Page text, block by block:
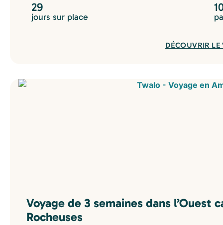
29
jours sur place
DÉCOUVRIR LE
Voyage de 3 semaines dans l’Ouest
Rocheuses